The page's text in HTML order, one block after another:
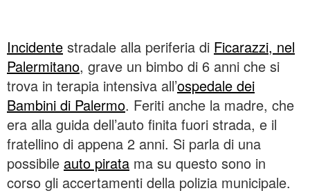
Incidente stradale alla periferia di Ficarazzi, nel
Palermitano, grave un bimbo di 6 anni che si
trova in terapia intensiva all’ospedale dei
Bambini di Palermo. Feriti anche la madre, che
era alla guida dell’auto finita fuori strada, e il
fratellino di appena 2 anni. Si parla di una
possibile auto pirata ma su questo sono in
corso gli accertamenti della polizia municipale.